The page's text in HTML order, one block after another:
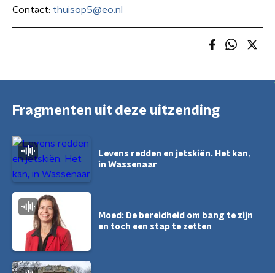
Contact: thuisop5@eo.nl
Fragmenten uit deze uitzending
Levens redden en jetskiën. Het kan,
in Wassenaar
Moed: De bereidheid om bang te zijn
en toch een stap te zetten